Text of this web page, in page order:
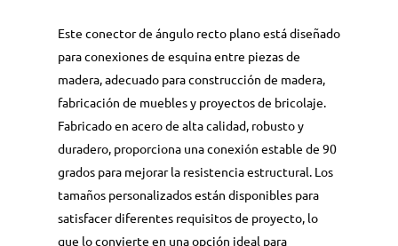
Este conector de ángulo recto plano está diseñado
para conexiones de esquina entre piezas de
madera, adecuado para construcción de madera,
fabricación de muebles y proyectos de bricolaje.
Fabricado en acero de alta calidad, robusto y
duradero, proporciona una conexión estable de 90
grados para mejorar la resistencia estructural. Los
tamaños personalizados están disponibles para
satisfacer diferentes requisitos de proyecto, lo
que lo convierte en una opción ideal para